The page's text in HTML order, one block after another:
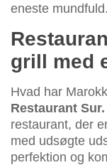
eneste mundfuld.
grill med
Hvad har
Restaurant Sur.
restaurant, der
med udsøgte
perfektion og